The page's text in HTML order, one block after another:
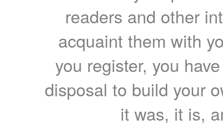
readers and other
acquaint them with
you register, you
disposal to build your
it was, it is,